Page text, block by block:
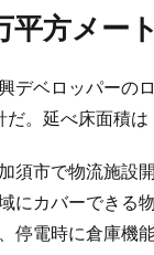
平方メー
デベロッパーの
。延べ床面積
須市で物流施設
にカバーできる
停電時に倉庫機